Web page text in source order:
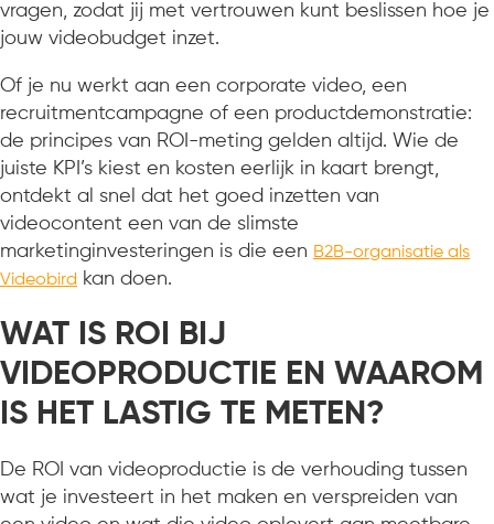
vragen, zodat jij met vertrouwen kunt beslissen hoe je
jouw videobudget inzet.
Of je nu werkt aan een corporate video, een
recruitmentcampagne of een productdemonstratie:
de principes van ROI-meting gelden altijd. Wie de
juiste KPI’s kiest en kosten eerlijk in kaart brengt,
ontdekt al snel dat het goed inzetten van
videocontent een van de slimste
marketinginvesteringen is die een B2B-organisatie als
Videobird kan doen.
WAT IS ROI BIJ
VIDEOPRODUCTIE EN WAAROM
IS HET LASTIG TE METEN?
De ROI van videoproductie is de verhouding tussen
wat je investeert in het maken en verspreiden van